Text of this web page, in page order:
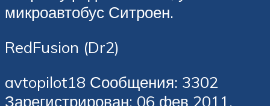
микроавтобус Ситроен.
RedFusion (Dr2)
avtopilot18 Сообщения: 3302
Зарегистрирован: 06 фев 2011,